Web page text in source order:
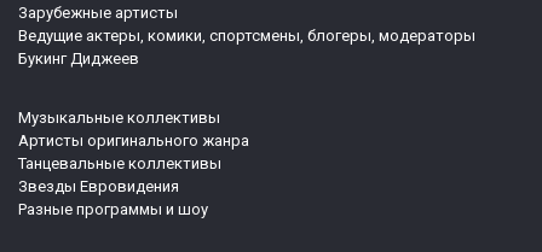
Зарубежные артисты
Ведущие актеры, комики, спортсмены, блогеры, модераторы
Букинг Диджеев
Музыкальные коллективы
Артисты оригинального жанра
Танцевальные коллективы
Звезды Евровидения
Разные программы и шоу